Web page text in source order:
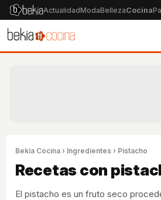
ActualidadModaBellezaCocina
Bekia Cocina › Ingredientes › Pistacho
Recetas con
El pistacho es un fruto seco